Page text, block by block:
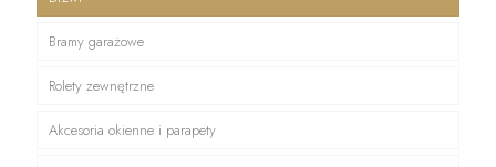
Bramy garażowe
Rolety zewnętrzne
Akcesoria okienne i parapety